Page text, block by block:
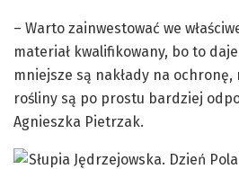
– Warto zainwestować we
materiał kwalifikowany, bo to
mniejsze są nakłady na ochronę,
rośliny są po prostu bardziej
Agnieszka Pietrzak.